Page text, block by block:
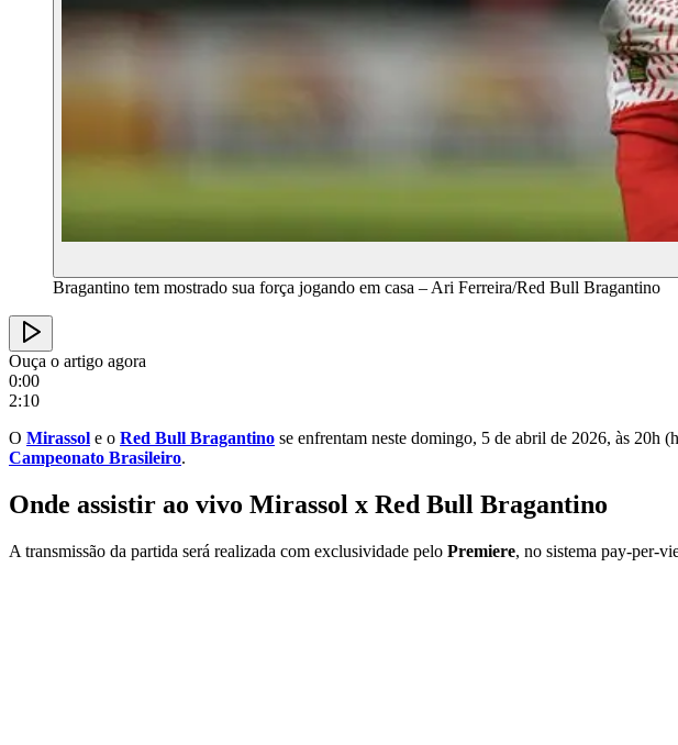
Bragantino tem mostrado sua força jogando em casa – Ari Ferreira/Red Bull Bragantino
Ouça o artigo agora
0:00
2:10
O Mirassol e o Red Bull Bragantino se enfrentam neste domingo, 5 de abril de 2026, às 20h
Campeonato Brasileiro.
Onde assistir ao vivo Mirassol x Red Bull Bragantino
A transmissão da partida será realizada com exclusividade pelo Premiere, no sistema pay-per-